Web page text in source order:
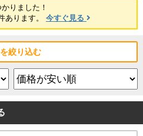
りました！
あります。 今すぐ見る
絞り込む